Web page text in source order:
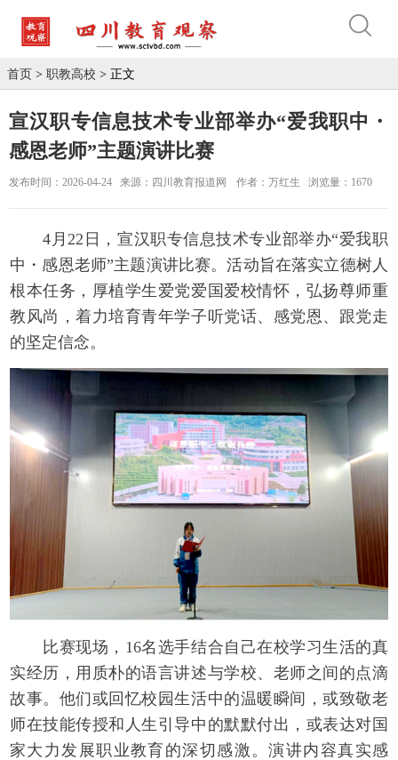
首页 > 职教高校 > 正文
宣汉职专信息技术专业部举办“爱我职中・
感恩老师”主题演讲比赛
发布时间：2026-04-24 来源：四川教育报道网 作者：万红生 浏览量：1670
4月22日，宣汉职专信息技术专业部举办“爱我职
中・感恩老师”主题演讲比赛。活动旨在落实立德树人
根本任务，厚植学生爱党爱国爱校情怀，弘扬尊师重
教风尚，着力培育青年学子听党话、感党恩、跟党走
的坚定信念。
比赛现场，16名选手结合自己在校学习生活的真
实经历，用质朴的语言讲述与学校、老师之间的点滴
故事。他们或回忆校园生活中的温暖瞬间，或致敬老
师在技能传授和人生引导中的默默付出，或表达对国
家大力发展职业教育的深切感激。演讲内容真实感